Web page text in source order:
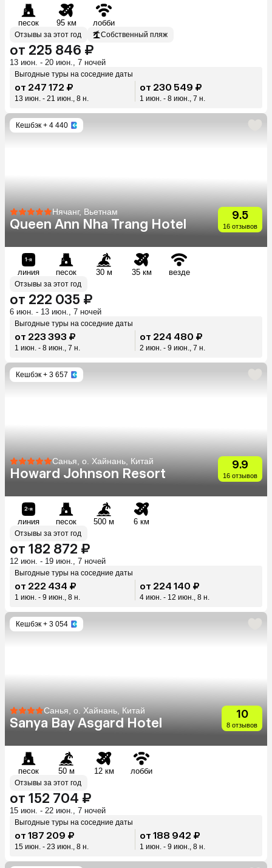
песок 95 км лобби
Отзывы за этот год Собственный пляж
от 225 846 ₽
13 июн. - 20 июн., 7 ночей
Выгодные туры на соседние даты
от 247 172 ₽
13 июн. - 21 июн., 8 н.
от 230 549 ₽
1 июн. - 8 июн., 7 н.
Кешбэк + 4 440
Нячанг, Вьетнам
Queen Ann Nha Trang Hotel
9.5
16 отзывов
линия песок 30 м 35 км везде
Отзывы за этот год
от 222 035 ₽
6 июн. - 13 июн., 7 ночей
Выгодные туры на соседние даты
от 223 393 ₽
1 июн. - 8 июн., 7 н.
от 224 480 ₽
2 июн. - 9 июн., 7 н.
Кешбэк + 3 657
Санья, о. Хайнань, Китай
Howard Johnson Resort
9.9
16 отзывов
линия песок 500 м 6 км
Отзывы за этот год
от 182 872 ₽
12 июн. - 19 июн., 7 ночей
Выгодные туры на соседние даты
от 222 434 ₽
1 июн. - 9 июн., 8 н.
от 224 140 ₽
4 июн. - 12 июн., 8 н.
Кешбэк + 3 054
Санья, о. Хайнань, Китай
Sanya Bay Asgard Hotel
10
8 отзывов
песок 50 м 12 км лобби
Отзывы за этот год
от 152 704 ₽
15 июн. - 22 июн., 7 ночей
Выгодные туры на соседние даты
от 187 209 ₽
15 июн. - 23 июн., 8 н.
от 188 942 ₽
1 июн. - 9 июн., 8 н.